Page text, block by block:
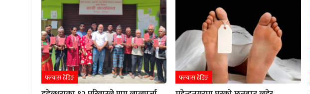
फ्ल्यास हेडिङ फ्ल्यास हेडिङ